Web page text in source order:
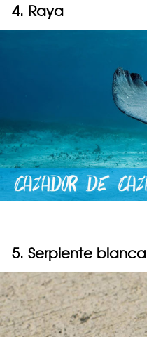
4. Raya
5. Serpiente blanca